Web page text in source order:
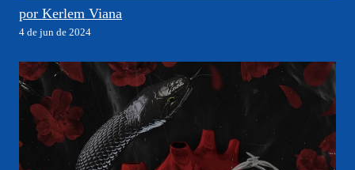
por Kerlem Viana
4 de jun de 2024